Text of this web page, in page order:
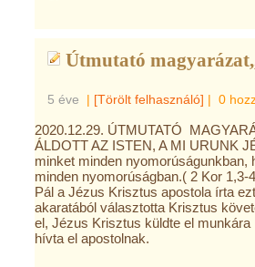
Útmutató
5 éve | [Törölt felhasználó] | 0
2020.12.29. ÚTMUTATÓ
ÁLDOTT AZ ISTEN, A MI URUNK
minket minden
minden nyomorúságban.( 2 Kor 1,3-
Pál a Jézus Krisztus apostola írta
akaratából választotta Krisztus
el, Jézus Krisztus küldte el
hívta el apostolnak.